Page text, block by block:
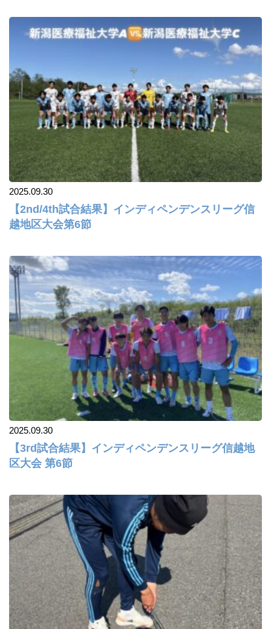
2025.09.30
【2nd/4th試合結果】インディペンデンスリーグ信
越地区大会第6節
2025.09.30
【3rd試合結果】インディペンデンスリーグ信越地
区大会 第6節